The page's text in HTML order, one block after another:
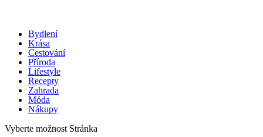
Bydlení
Krása
Cestování
Příroda
Lifestyle
Recepty
Zahrada
Móda
Nákupy
Vyberte možnost Stránka